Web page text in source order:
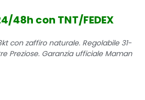
48h con TNT/FEDEX
con zaffiro naturale. Regolabile 31-
Preziose. Garanzia ufficiale Maman